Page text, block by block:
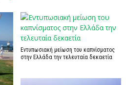
Εντυπωσιακή μείωση του καπνίσματος
στην Ελλάδα την τελευταία δεκαετία